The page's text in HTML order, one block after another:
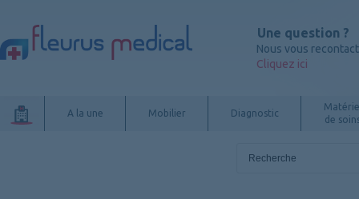
Une question ?
Nous vous
Cliquez ici
A la une Mobilier Diagnostic
de